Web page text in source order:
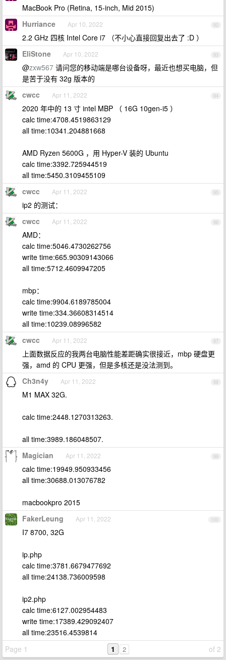
MacBook Pro (Retina, 15-inch, Mid 2015)
92
Hurriance Apr 10, 2022
2.2 GHz 四核 Intel Core i7 （不小心直接回复出去了 :D ）
93
EliStone Apr 10, 2022
@zxw567 请问您的移动端是哪台设备呀，最近也想买电脑，但
是苦于没有 32g 版本的
94
cwcc Apr 11, 2022
2020 年中的 13 寸 intel MBP （ 16G 10gen-i5 ）
calc time:4708.4519863129
all time:10341.204881668
AMD Ryzen 5600G ，用 Hyper-V 装的 Ubuntu
calc time:3392.725944519
all time:5450.3109455109
95
cwcc Apr 11, 2022
ip2 的测试：
96
cwcc Apr 11, 2022
AMD：
calc time:5046.4730262756
write time:665.90309143066
all time:5712.4609947205
mbp：
calc time:9904.6189785004
write time:334.36608314514
all time:10239.08996582
97
cwcc Apr 11, 2022
上面数据反应的我两台电脑性能差距确实很接近，mbp 硬盘更
强，amd 的 CPU 更强，但是多核还是没法测到。
98
Ch3n4y Apr 11, 2022
M1 MAX 32G.
calc time:2448.1270313263.
all time:3989.186048507.
99
Magician Apr 11, 2022
calc time:19949.950933456
all time:30688.013076782
macbookpro 2015
100
FakerLeung Apr 11, 2022
I7 8700, 32G
ip.php
calc time:3781.6679477692
all time:24138.736009598
ip2.php
calc time:6127.002954483
write time:17389.429092407
all time:23516.4539814
Page 1
of 2
1 2